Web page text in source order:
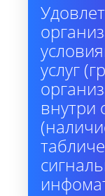
услуг
внутри